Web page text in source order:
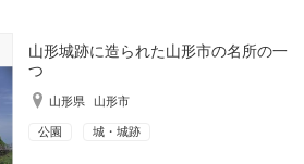
山形城跡に造られた山形市の名所の一
つ
山形県 山形市
公園 城・城跡